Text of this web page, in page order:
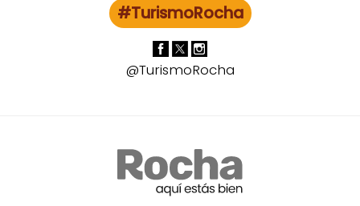
#TurismoRocha
@TurismoRocha